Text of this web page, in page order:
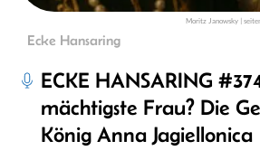
Moritz Janowsky |
Ecke Hansaring
ECKE HANSARING
mächtigste Frau? Die
König Anna Jagiellonica